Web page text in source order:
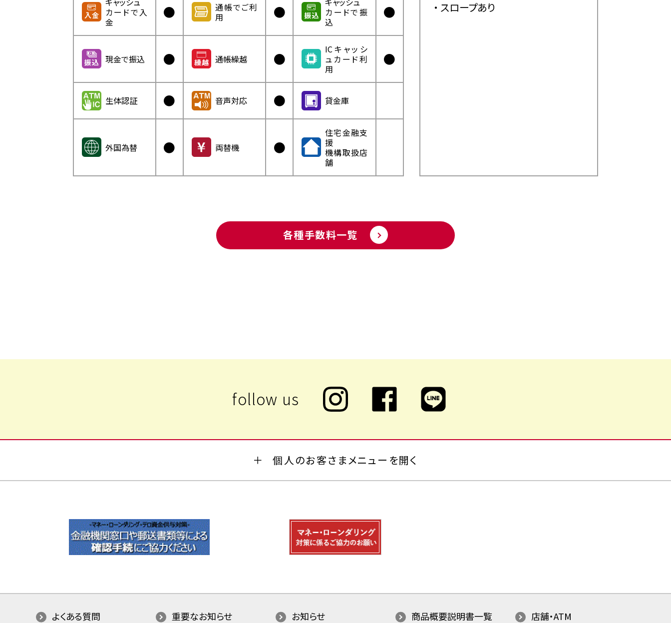
カードで入
金
●
通帳でご利
用
●
カードで振
込
●
現金で振込 ● 通帳繰越 ●
ICキャッシ
ュカード利
用
●
生体認証 ● 音声対応 ● 貸金庫
外国為替 ● 両替機 ●
住宅金融支
援
機構取扱店
舗
スロープあり
各種手数料一覧
個人のお客さまメニューを開く
よくある質問 重要なお知らせ お知らせ 商品概要説明書一覧 店舗・ATM